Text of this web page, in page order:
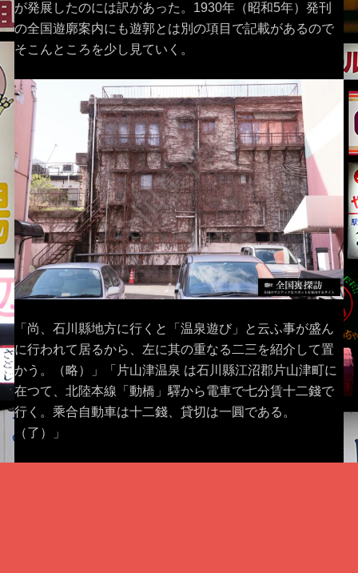
が発展したのには訳があった。1930年（昭和5年）発刊
の全国遊廓案内にも遊郭とは別の項目で記載があるので
そこんところを少し見ていく。
「尚、石川縣地方に行くと「温泉遊び」と云ふ事が盛ん
に行われて居るから、左に其の重なる二三を紹介して置
かう。（略）」「片山津温泉 は石川縣江沼郡片山津町に
在つて、北陸本線「動橋」驛から電車で七分賃十二錢で
行く。乘合自動車は十二錢、貸切は一圓である。
（了）」